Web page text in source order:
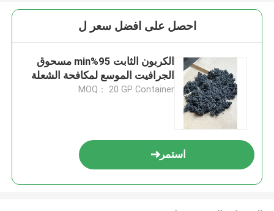
احصل على افضل سعر ل
الكربون الثابت 95%min مسحوق
الجرافيت الموسع لمكافحة الشعلة
MOQ： 20 GP Container
استمر